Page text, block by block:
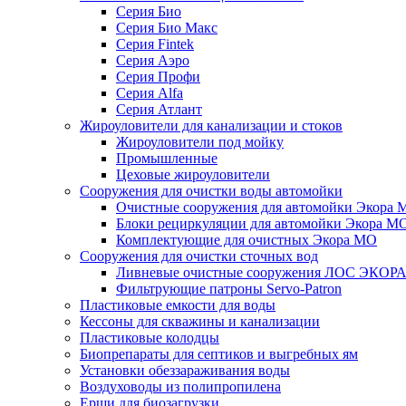
Серия Био
Серия Био Макс
Серия Fintek
Серия Аэро
Серия Профи
Серия Alfa
Серия Атлант
Жироуловители для канализации и стоков
Жироуловители под мойку
Промышленные
Цеховые жироуловители
Сооружения для очистки воды автомойки
Очистные сооружения для автомойки Экора
Блоки рециркуляции для автомойки Экора
Комплектующие для очистных Экора МО
Сооружения для очистки сточных вод
Ливневые очистные сооружения ЛОС ЭКОРА
Фильтрующие патроны Servo-Patron
Пластиковые емкости для воды
Кессоны для скважины и канализации
Пластиковые колодцы
Биопрепараты для септиков и выгребных ям
Установки обеззараживания воды
Воздуховоды из полипропилена
Ерши для биозагрузки